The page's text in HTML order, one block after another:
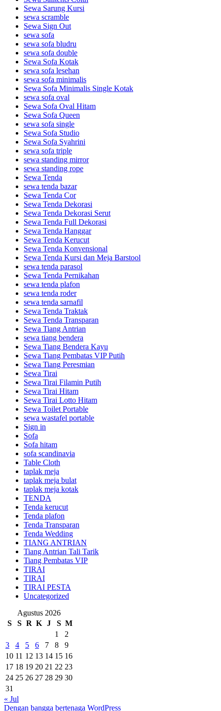
Sewa Sarung Kursi
sewa scramble
Sewa Sign Out
sewa sofa
sewa sofa bludru
sewa sofa double
Sewa Sofa Kotak
sewa sofa lesehan
sewa sofa minimalis
Sewa Sofa Minimalis Single Kotak
sewa sofa oval
Sewa Sofa Oval Hitam
Sewa Sofa Queen
sewa sofa single
Sewa Sofa Studio
Sewa Sofa Syahrini
sewa sofa triple
sewa standing mirror
sewa standing rope
Sewa Tenda
sewa tenda bazar
Sewa Tenda Cor
Sewa Tenda Dekorasi
Sewa Tenda Dekorasi Serut
Sewa Tenda Full Dekorasi
Sewa Tenda Hanggar
Sewa Tenda Kerucut
Sewa Tenda Konvensional
Sewa Tenda Kursi dan Meja Barstool
sewa tenda parasol
Sewa Tenda Pernikahan
sewa tenda plafon
sewa tenda roder
sewa tenda sarnafil
Sewa Tenda Traktak
Sewa Tenda Transparan
Sewa Tiang Antrian
sewa tiang bendera
Sewa Tiang Bendera Kayu
Sewa Tiang Pembatas VIP Putih
Sewa Tiang Peresmian
Sewa Tirai
Sewa Tirai Filamin Putih
Sewa Tirai Hitam
Sewa Tirai Lotto Hitam
Sewa Toilet Portable
sewa wastafel portable
Sign in
Sofa
Sofa hitam
sofa scandinavia
Table Cloth
taplak meja
taplak meja bulat
taplak meja kotak
TENDA
Tenda kerucut
Tenda plafon
Tenda Transparan
Tenda Wedding
TIANG ANTRIAN
Tiang Antrian Tali Tarik
Tiang Pembatas VIP
TIRAI
TIRAI
TIRAI PESTA
Uncategorized
Agustus 2026
S
S R K J S M
1
2
3
4 5 6 7 8
9
10 11 12 13 14 15 16
17 18 19 20 21 22 23
24 25 26 27 28 29 30
31
« Jul
Dengan bangga bertenaga WordPress